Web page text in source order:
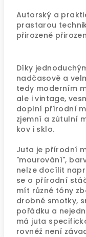
Autorský a
prastarou
přirozeně
Díky
nadčasově a
tedy moderním
ale i vintage,
doplní přírodní
zjemní a zútulní
kov i sklo.
Juta je přírodní
"mourování",
nelze docílit
se o přírodní
mít různé tóny
drobné smotky,
pořádku a
má juta
rovněž není